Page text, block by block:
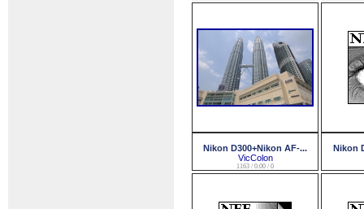
Nikon D300+Nikon AF-...
VicColon
1163 / 0.00 / 0
Nikon